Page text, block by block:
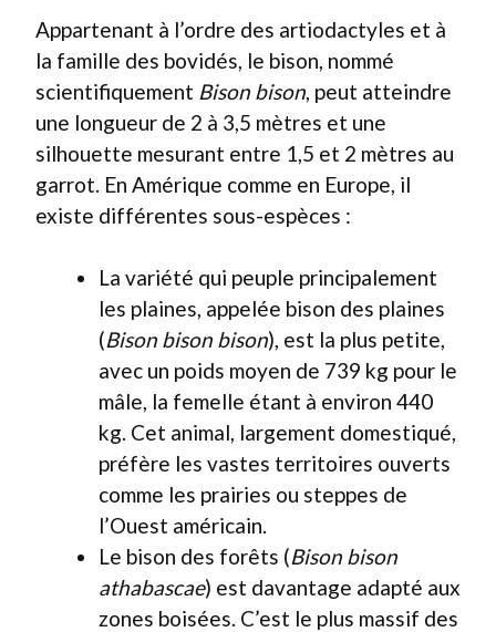
Appartenant à l’ordre des artiodactyles et à
la famille des bovidés, le bison, nommé
scientifique­ment Bison bison , peut atteindre
une longueur de 2 à 3,5 mètres et une
silhouette mesurant entre 1,5 et 2 mètres au
garrot. En Amérique comme en Europe, il
existe différentes sous-espèces :
La variété qui peuple principalement
les plaines, appelée bison des plaines
(Bison bison bison), est la plus petite,
avec un poids moyen de 739 kg pour le
mâle, la femelle étant à environ 440
kg. Cet animal, largement domestiqué,
préfère les vastes territoires ouverts
comme les prairies ou steppes de
l’Ouest américain.
Le bison des forêts (Bison bison
athabascae) est davantage adapté aux
zones boisées. C’est le plus massif des